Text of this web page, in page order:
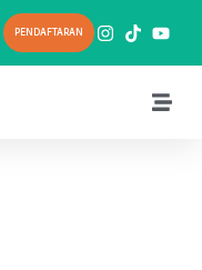
PENDAFTARAN